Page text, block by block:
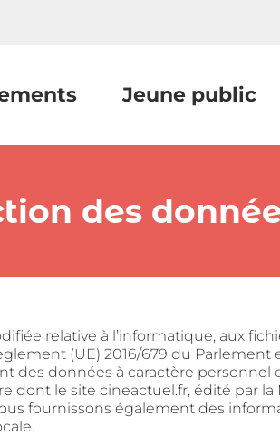
Jeune public
des
relative à l’informatique, aux
(UE) 2016/679 du
des données à caractère personnel
le site cineactuel.fr, édité par la
fournissons également des